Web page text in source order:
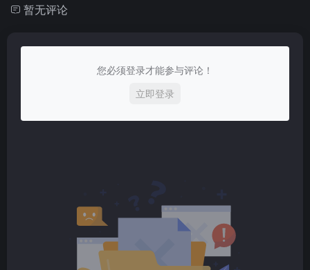
暂无评论
您必须登录才能参与评论！
立即登录